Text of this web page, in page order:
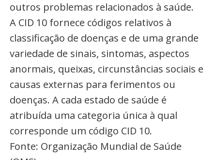
outros problemas relacionados à saúde.
A CID 10 fornece códigos relativos à
classificação de doenças e de uma grande
variedade de sinais, sintomas, aspectos
anormais, queixas, circunstâncias sociais e
causas externas para ferimentos ou
doenças. A cada estado de saúde é
atribuída uma categoria única à qual
corresponde um código CID 10.
Fonte: Organização Mundial de Saúde